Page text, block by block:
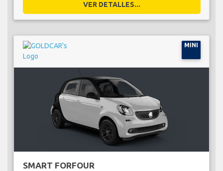
VER DETALLES...
MINI
SMART FORFOUR